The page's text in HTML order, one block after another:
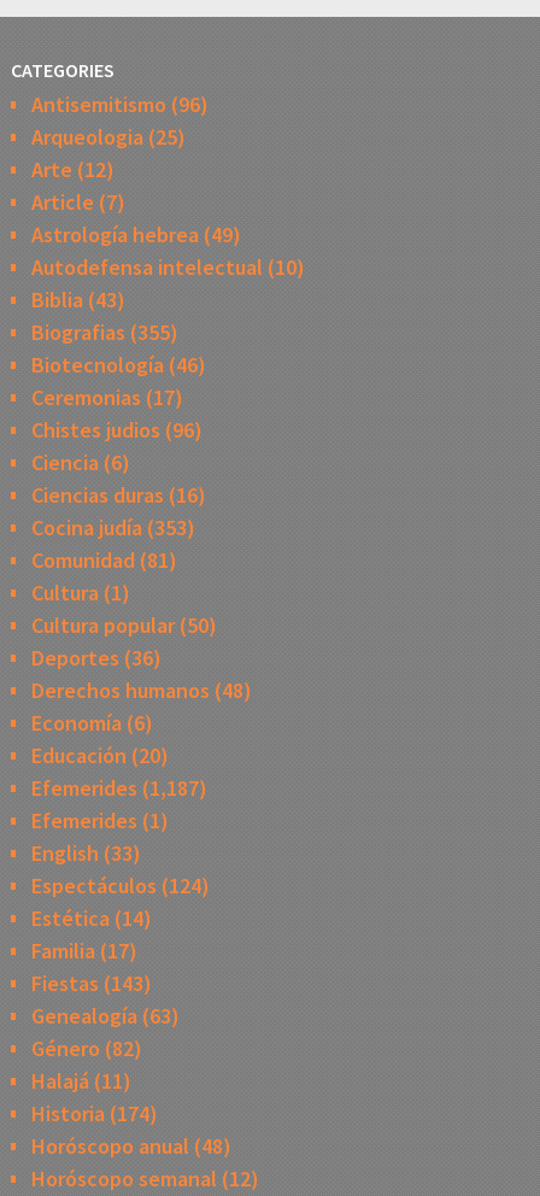
CATEGORIES
Antisemitismo (96)
Arqueologia(25)
Arte (12)
Article (7)
Astrología hebrea(49)
Autodefensa intelectual (10)
Biblia(43)
Biografias (355)
Biotecnología(46)
Ceremonias (17)
Chistes judios (96)
Ciencia(6)
Ciencias duras (16)
Cocina judía(353)
Comunidad(81)
Cultura(1)
Cultura popular(50)
Deportes (36)
Derechos humanos (48)
Economía(6)
Educación (20)
Efemerides (1,187)
Efemerides (1)
English (33)
Espectáculos (124)
Estética(14)
Familia(17)
Fiestas (143)
Genealogía(63)
Género (82)
Halajá(11)
Historia(174)
Horóscopo anual (48)
Horóscopo semanal (12)